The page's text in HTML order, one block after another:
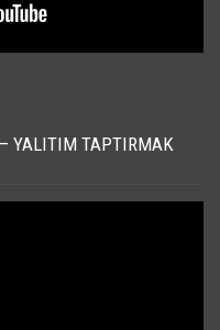
YALITIM TAPTIRMAK